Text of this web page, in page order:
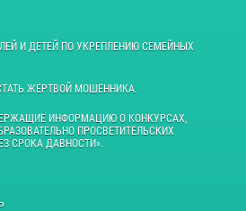
И ДЕТЕЙ ПО УКРЕПЛЕНИЮ СЕМЕЙНЫХ
ЖЕРТВОЙ МОШЕННИКА.
ИНФОРМАЦИЮ О КОНКУРСАХ,
ПРОСВЕТИТЕЛЬСКИХ
СРОКА ДАВНОСТИ».